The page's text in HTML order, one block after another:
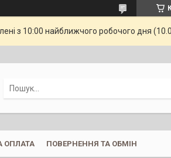
з 10:00 найближчого робочого дня
ОПЛАТА ПОВЕРНЕННЯ ТА ОБМІН